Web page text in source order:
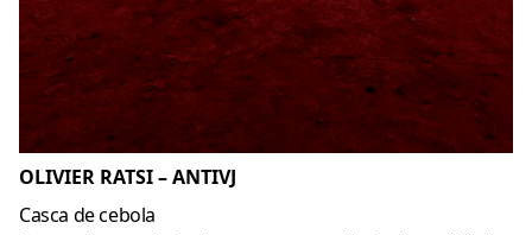
OLIVIER RATSI – ANTIVJ
Casca de cebola